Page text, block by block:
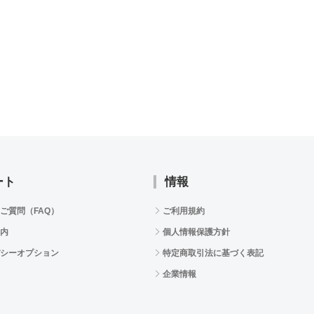
質問（FAQ）
ーオプション
情報
ご利用規約
個人情報保護方針
特定商取引法に基づく表記
企業情報